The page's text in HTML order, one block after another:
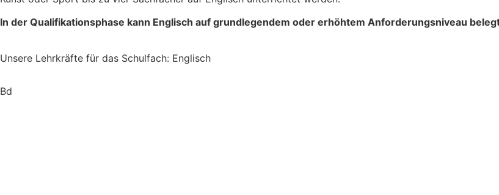
In der Qualifikationsphase kann Englisch auf grundlegendem oder erhöhtem Anforderungsniveau
Unsere Lehrkräfte für das Schulfach: Englisch
Bd